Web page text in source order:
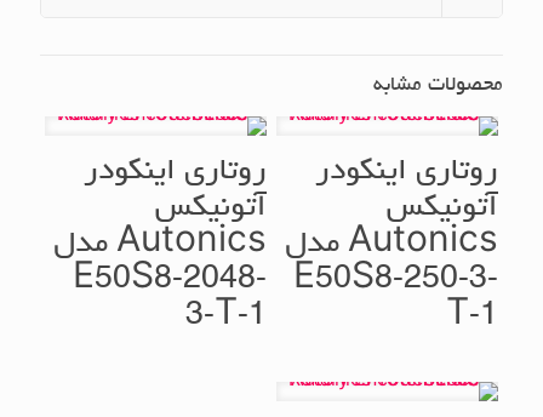
محصولات مشابه
روتاری اینکودر
آتونیکس
Autonics مدل
E50S8-250-3-
T-1
روتاری اینکودر
آتونیکس
Autonics مدل
E50S8-2048-
3-T-1